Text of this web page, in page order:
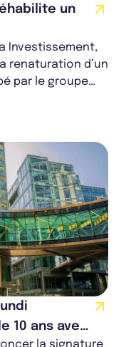
un
Investissement,
renaturation d’un
par le groupe
la...
10 ans avec